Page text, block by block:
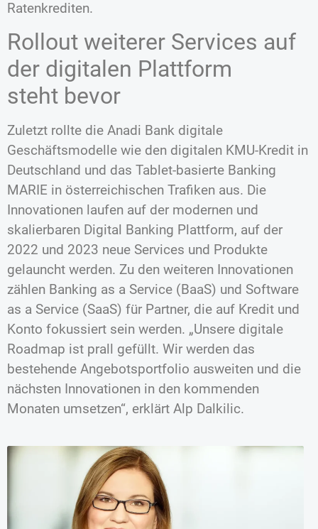
Ratenkrediten.
Rollout weiterer Services auf
der digitalen Plattform
steht bevor
Zuletzt rollte die Anadi Bank digitale
Geschäftsmodelle wie den digitalen KMU-Kredit in
Deutschland und das Tablet-basierte Banking
MARIE in österreichischen Trafiken aus. Die
Innovationen laufen auf der modernen und
skalierbaren Digital Banking Plattform, auf der
2022 und 2023 neue Services und Produkte
gelauncht werden. Zu den weiteren Innovationen
zählen Banking as a Service (BaaS) und Software
as a Service (SaaS) für Partner, die auf Kredit und
Konto fokussiert sein werden. „Unsere digitale
Roadmap ist prall gefüllt. Wir werden das
bestehende Angebotsportfolio ausweiten und die
nächsten Innovationen in den kommenden
Monaten umsetzen“, erklärt Alp Dalkilic.